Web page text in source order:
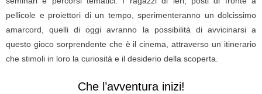
pellicole e proiettori di un tempo, sperimenteranno un dolcissimo
amarcord, quelli di oggi avranno la possibilità di avvicinarsi a
questo gioco sorprendente che è il cinema, attraverso un itinerario
che stimoli in loro la curiosità e il desiderio della scoperta.
Che l’avventura inizi!